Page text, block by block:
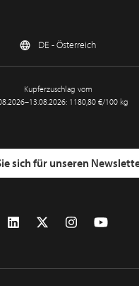
DE - Österreich
Kupferzuschlag vom
1180,80 €/100 kg
sich für unseren